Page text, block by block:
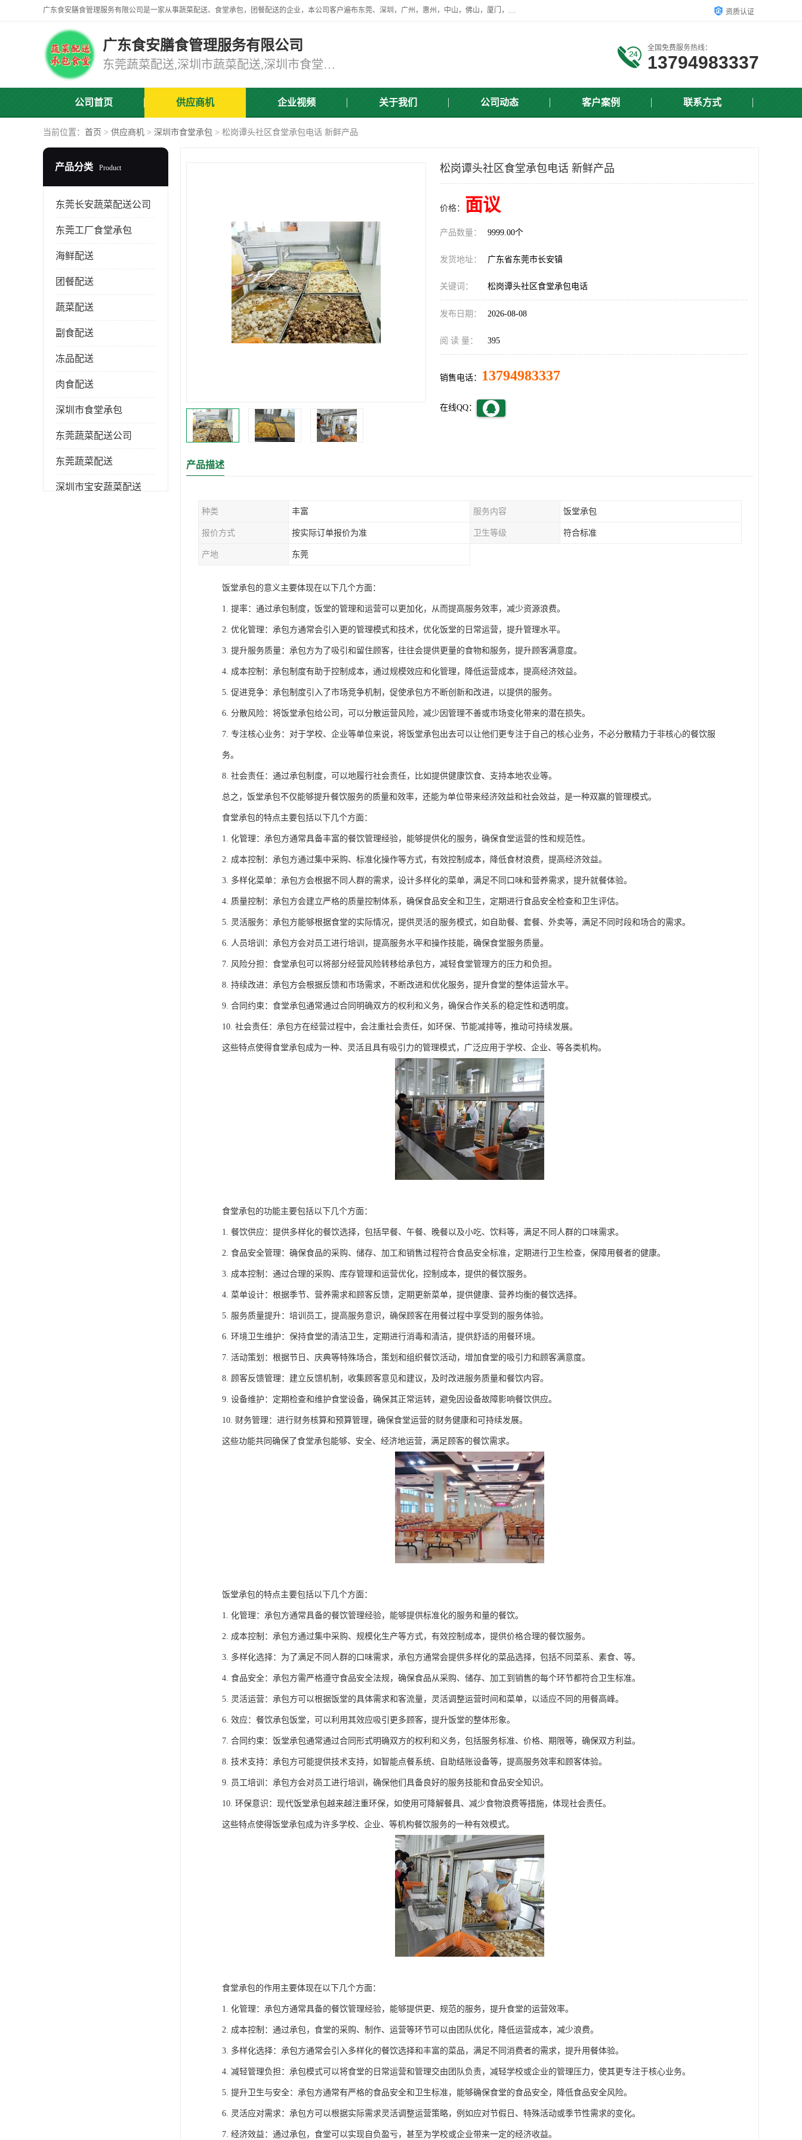
广东食安膳食管理服务有限公司是一家从事蔬菜配送、食堂承包，团餐配送的企业，本公司客户遍布东莞、深圳，广州，惠州，中山，佛山，厦门，肇庆，江门，清远等地，资质齐全，提供学校、工厂、医院、企业、地铁、大型超市、商场、单位、消防队、监狱食堂饭堂蔬菜配送，集新鲜蔬菜、新鲜肉类、粮油、瓜果 、干货 、水产、冻品、粮油、调味品、日用品、调味品及进口冷冻食品为主的原料供应商等为一体的化配送服务机构！ 资质认证
广东食安膳食管理服务有限公司
东莞蔬菜配送,深圳市蔬菜配送,深圳市食堂承包,深圳市宝安蔬菜配送,东莞工厂食堂承包,东莞蔬菜配送公司,东莞长安蔬菜配送公司
全国免费服务热线：
13794983337
公司首页 供应商机 企业视频 关于我们 公司动态 客户案例 联系方式
当前位置： 首页 > 供应商机 > 深圳市食堂承包 > 松岗谭头社区食堂承包电话 新鲜产品
产品分类 Product
东莞长安蔬菜配送公司
东莞工厂食堂承包
海鲜配送
团餐配送
蔬菜配送
副食配送
冻品配送
肉食配送
深圳市食堂承包
东莞蔬菜配送公司
东莞蔬菜配送
深圳市宝安蔬菜配送
松岗谭头社区食堂承包电话 新鲜产品
价格： 面议
产品数量： 9999.00个
发货地址： 广东省东莞市长安镇
关键词： 松岗谭头社区食堂承包电话
发布日期： 2026-08-08
阅 读 量： 395
销售电话： 13794983337
在线QQ：
产品描述
种类 丰富 服务内容 饭堂承包
报价方式 按实际订单报价为准 卫生等级 符合标准
产地 东莞
饭堂承包的意义主要体现在以下几个方面：
1. 提率：通过承包制度，饭堂的管理和运营可以更加化，从而提高服务效率，减少资源浪费。
2. 优化管理：承包方通常会引入更的管理模式和技术，优化饭堂的日常运营，提升管理水平。
3. 提升服务质量：承包方为了吸引和留住顾客，往往会提供更量的食物和服务，提升顾客满意度。
4. 成本控制：承包制度有助于控制成本，通过规模效应和化管理，降低运营成本，提高经济效益。
5. 促进竞争：承包制度引入了市场竞争机制，促使承包方不断创新和改进，以提供的服务。
6. 分散风险：将饭堂承包给公司，可以分散运营风险，减少因管理不善或市场变化带来的潜在损失。
7. 专注核心业务：对于学校、企业等单位来说，将饭堂承包出去可以让他们更专注于自己的核心业务，不必分散精力于非核心的餐饮服
务。
8. 社会责任：通过承包制度，可以地履行社会责任，比如提供健康饮食、支持本地农业等。
总之，饭堂承包不仅能够提升餐饮服务的质量和效率，还能为单位带来经济效益和社会效益，是一种双赢的管理模式。
食堂承包的特点主要包括以下几个方面：
1. 化管理：承包方通常具备丰富的餐饮管理经验，能够提供化的服务，确保食堂运营的性和规范性。
2. 成本控制：承包方通过集中采购、标准化操作等方式，有效控制成本，降低食材浪费，提高经济效益。
3. 多样化菜单：承包方会根据不同人群的需求，设计多样化的菜单，满足不同口味和营养需求，提升就餐体验。
4. 质量控制：承包方会建立严格的质量控制体系，确保食品安全和卫生，定期进行食品安全检查和卫生评估。
5. 灵活服务：承包方能够根据食堂的实际情况，提供灵活的服务模式，如自助餐、套餐、外卖等，满足不同时段和场合的需求。
6. 人员培训：承包方会对员工进行培训，提高服务水平和操作技能，确保食堂服务质量。
7. 风险分担：食堂承包可以将部分经营风险转移给承包方，减轻食堂管理方的压力和负担。
8. 持续改进：承包方会根据反馈和市场需求，不断改进和优化服务，提升食堂的整体运营水平。
9. 合同约束：食堂承包通常通过合同明确双方的权利和义务，确保合作关系的稳定性和透明度。
10. 社会责任：承包方在经营过程中，会注重社会责任，如环保、节能减排等，推动可持续发展。
这些特点使得食堂承包成为一种、灵活且具有吸引力的管理模式，广泛应用于学校、企业、等各类机构。
食堂承包的功能主要包括以下几个方面：
1. 餐饮供应：提供多样化的餐饮选择，包括早餐、午餐、晚餐以及小吃、饮料等，满足不同人群的口味需求。
2. 食品安全管理：确保食品的采购、储存、加工和销售过程符合食品安全标准，定期进行卫生检查，保障用餐者的健康。
3. 成本控制：通过合理的采购、库存管理和运营优化，控制成本，提供的餐饮服务。
4. 菜单设计：根据季节、营养需求和顾客反馈，定期更新菜单，提供健康、营养均衡的餐饮选择。
5. 服务质量提升：培训员工，提高服务意识，确保顾客在用餐过程中享受到的服务体验。
6. 环境卫生维护：保持食堂的清洁卫生，定期进行消毒和清洁，提供舒适的用餐环境。
7. 活动策划：根据节日、庆典等特殊场合，策划和组织餐饮活动，增加食堂的吸引力和顾客满意度。
8. 顾客反馈管理：建立反馈机制，收集顾客意见和建议，及时改进服务质量和餐饮内容。
9. 设备维护：定期检查和维护食堂设备，确保其正常运转，避免因设备故障影响餐饮供应。
10. 财务管理：进行财务核算和预算管理，确保食堂运营的财务健康和可持续发展。
这些功能共同确保了食堂承包能够、安全、经济地运营，满足顾客的餐饮需求。
饭堂承包的特点主要包括以下几个方面：
1. 化管理：承包方通常具备的餐饮管理经验，能够提供标准化的服务和量的餐饮。
2. 成本控制：承包方通过集中采购、规模化生产等方式，有效控制成本，提供价格合理的餐饮服务。
3. 多样化选择：为了满足不同人群的口味需求，承包方通常会提供多样化的菜品选择，包括不同菜系、素食、等。
4. 食品安全：承包方需严格遵守食品安全法规，确保食品从采购、储存、加工到销售的每个环节都符合卫生标准。
5. 灵活运营：承包方可以根据饭堂的具体需求和客流量，灵活调整运营时间和菜单，以适应不同的用餐高峰。
6. 效应：餐饮承包饭堂，可以利用其效应吸引更多顾客，提升饭堂的整体形象。
7. 合同约束：饭堂承包通常通过合同形式明确双方的权利和义务，包括服务标准、价格、期限等，确保双方利益。
8. 技术支持：承包方可能提供技术支持，如智能点餐系统、自助结账设备等，提高服务效率和顾客体验。
9. 员工培训：承包方会对员工进行培训，确保他们具备良好的服务技能和食品安全知识。
10. 环保意识：现代饭堂承包越来越注重环保，如使用可降解餐具、减少食物浪费等措施，体现社会责任。
这些特点使得饭堂承包成为许多学校、企业、等机构餐饮服务的一种有效模式。
食堂承包的作用主要体现在以下几个方面：
1. 化管理：承包方通常具备的餐饮管理经验，能够提供更、规范的服务，提升食堂的运营效率。
2. 成本控制：通过承包，食堂的采购、制作、运营等环节可以由团队优化，降低运营成本，减少浪费。
3. 多样化选择：承包方通常会引入多样化的餐饮选择和丰富的菜品，满足不同消费者的需求，提升用餐体验。
4. 减轻管理负担：承包模式可以将食堂的日常运营和管理交由团队负责，减轻学校或企业的管理压力，使其更专注于核心业务。
5. 提升卫生与安全：承包方通常有严格的食品安全和卫生标准，能够确保食堂的食品安全，降低食品安全风险。
6. 灵活应对需求：承包方可以根据实际需求灵活调整运营策略，例如应对节假日、特殊活动或季节性需求的变化。
7. 经济效益：通过承包，食堂可以实现自负盈亏，甚至为学校或企业带来一定的经济收益。